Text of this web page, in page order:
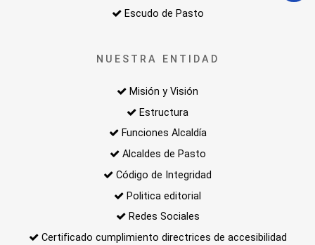
Escudo de Pasto
NUESTRA ENTIDAD
Misión y Visión
Estructura
Funciones Alcaldía
Alcaldes de Pasto
Código de Integridad
Politica editorial
Redes Sociales
Certificado cumplimiento directrices de accesibilidad